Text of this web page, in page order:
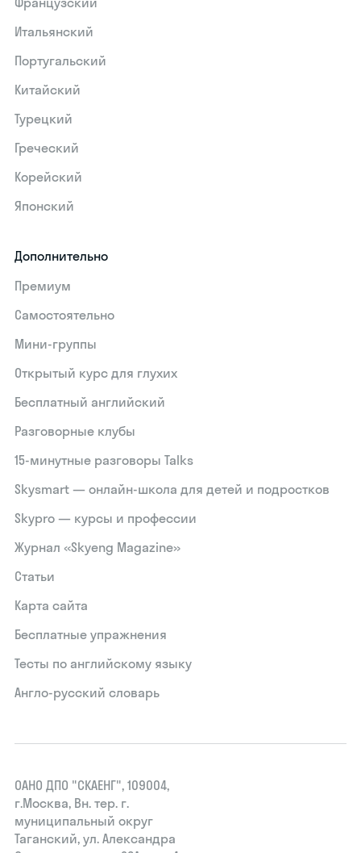
Итальянский
Португальский
Китайский
Турецкий
Греческий
Корейский
Японский
Дополнительно
Премиум
Самостоятельно
Мини-группы
Открытый курс для глухих
Бесплатный английский
Разговорные клубы
15‑минутные разговоры Talks
Skysmart — онлайн-школа для детей и подростков
Skypro — курсы и профессии
Журнал «Skyeng Magazine»
Статьи
Карта сайта
Бесплатные упражнения
Тесты по английскому языку
Англо-русский словарь
ОАНО ДПО "СКАЕНГ", 109004,
г.Москва, Вн. тер. г.
муниципальный округ
Таганский, ул. Александра